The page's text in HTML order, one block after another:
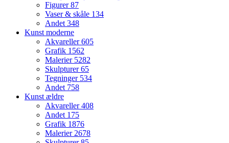
Figurer87
Vaser & skåle 134
Andet 348
Kunst moderne
Akvareller605
Grafik 1562
Malerier 5282
Skulpturer65
Tegninger 534
Andet 758
Kunst ældre
Akvareller408
Andet 175
Grafik 1876
Malerier 2678